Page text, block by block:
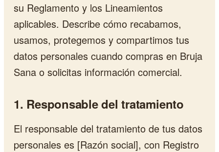
su Reglamento y los Lineamientos
aplicables. Describe cómo recabamos,
usamos, protegemos y compartimos tus
datos personales cuando compras en Bruja
Sana o solicitas información comercial.
1. Responsable del tratamiento
El responsable del tratamiento de tus datos
personales es [Razón social], con Registro